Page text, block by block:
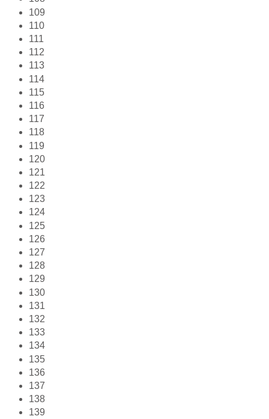
109
110
111
112
113
114
115
116
117
118
119
120
121
122
123
124
125
126
127
128
129
130
131
132
133
134
135
136
137
138
139